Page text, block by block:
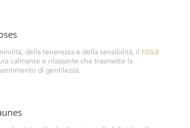
della tenerezza e della sensibilità, il rosa
calmante e rilassante che trasmette la
di gentilezza.